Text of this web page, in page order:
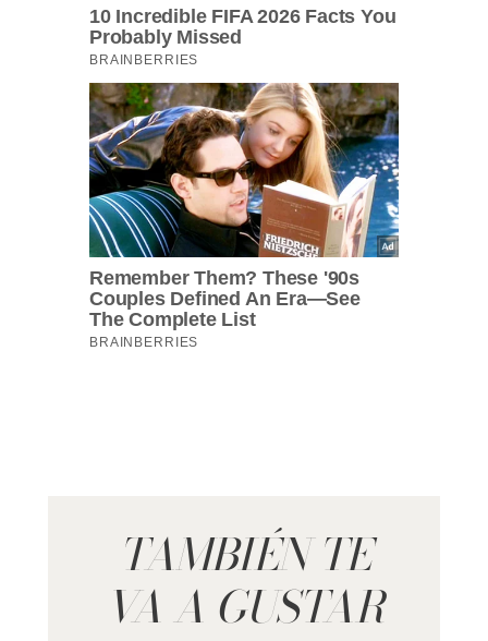
TAMBIÉN TE
VA A GUSTAR